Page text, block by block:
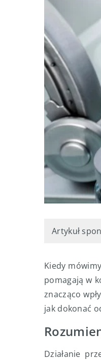
Artykuł
Kiedy
pomagają w
znacząco
jak dokonać
Działanie